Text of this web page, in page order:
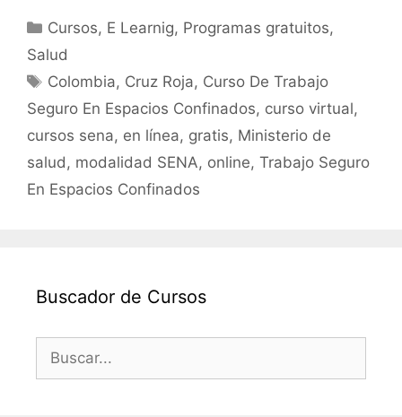
c
e
b
o
o
k
itt ai at
A
p
p
m
ar
tir
Categorías
Cursos, E Learnig, Programas gratuitos,
Salud
Etiquetas
Colombia, Cruz Roja, Curso De Trabajo
Seguro En Espacios Confinados, curso virtual,
cursos sena, en línea, gratis, Ministerio de
salud , modalidad SENA, online, Trabajo Seguro
En Espacios Confinados
Buscador de Cursos